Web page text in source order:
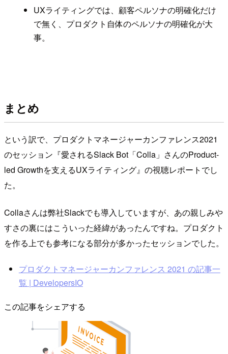
UXライティングでは、顧客ペルソナの明確化だけ
で無く、プロダクト自体のペルソナの明確化が大
事。
まとめ
という訳で、プロダクトマネージャーカンファレンス2021
のセッション『愛されるSlack Bot「Colla」さんのProduct-
led Growthを支えるUXライティング』の視聴レポートでし
た。
Collaさんは弊社Slackでも導入していますが、あの親しみや
すさの裏にはこういった経緯があったんですね。プロダクト
を作る上でも参考になる部分が多かったセッションでした。
プロダクトマネージャーカンファレンス 2021 の記事一
覧 | DevelopersIO
この記事をシェアする